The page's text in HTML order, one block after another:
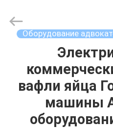
ПРОДУКТЫ
ВИДЕО
equipments
limited.
Оборудование
вафли яйца
машины